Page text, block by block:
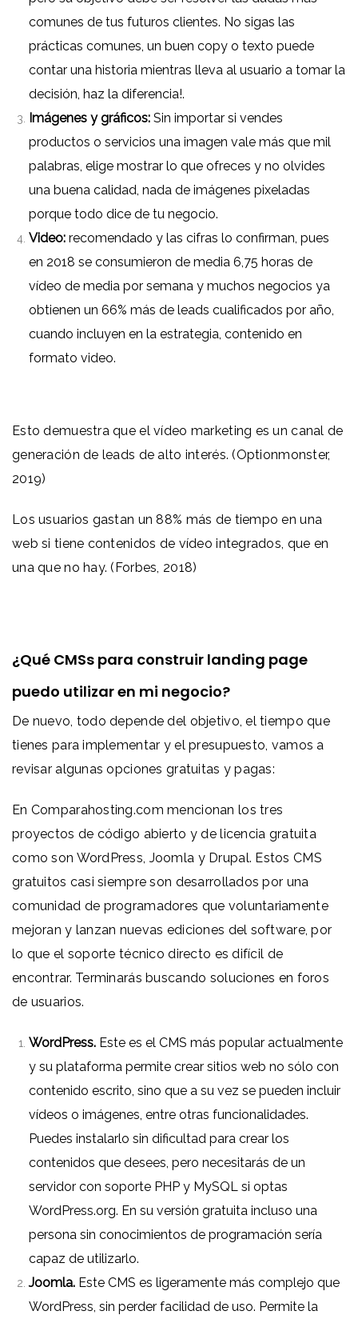
comunes de tus futuros clientes. No sigas las
prácticas comunes, un buen copy o texto puede
contar una historia mientras lleva al usuario a tomar la
decisión, haz la diferencia!.
Imágenes y gráficos: Sin importar si vendes
productos o servicios una imagen vale más que mil
palabras, elige mostrar lo que ofreces y no olvides
una buena calidad, nada de imágenes pixeladas
porque todo dice de tu negocio.
Video: recomendado y las cifras lo confirman, pues
en 2018 se consumieron de media 6,75 horas de
vídeo de media por semana y muchos negocios ya
obtienen un 66% más de leads cualificados por año,
cuando incluyen en la estrategia, contenido en
formato video.
Esto demuestra que el vídeo marketing es un canal de
generación de leads de alto interés. (Optionmonster,
2019)
Los usuarios gastan un 88% más de tiempo en una
web si tiene contenidos de vídeo integrados, que en
una que no hay. (Forbes, 2018)
¿Qué CMSs para construir landing page
puedo utilizar en mi negocio?
De nuevo, todo depende del objetivo, el tiempo que
tienes para implementar y el presupuesto, vamos a
revisar algunas opciones gratuitas y pagas:
En Comparahosting.com mencionan los tres
proyectos de código abierto y de licencia gratuita
como son WordPress, Joomla y Drupal. Estos CMS
gratuitos casi siempre son desarrollados por una
comunidad de programadores que voluntariamente
mejoran y lanzan nuevas ediciones del software, por
lo que el soporte técnico directo es difícil de
encontrar. Terminarás buscando soluciones en foros
de usuarios.
WordPress. Este es el CMS más popular actualmente
y su plataforma permite crear sitios web no sólo con
contenido escrito, sino que a su vez se pueden incluir
vídeos o imágenes, entre otras funcionalidades.
Puedes instalarlo sin dificultad para crear los
contenidos que desees, pero necesitarás de un
servidor con soporte PHP y MySQL si optas
WordPress.org. En su versión gratuita incluso una
persona sin conocimientos de programación sería
capaz de utilizarlo.
Joomla. Este CMS es ligeramente más complejo que
WordPress, sin perder facilidad de uso. Permite la